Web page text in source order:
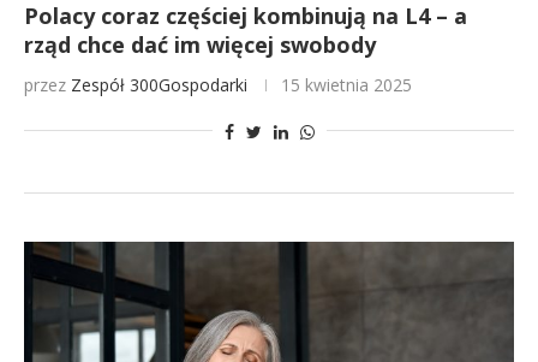
Polacy coraz częściej kombinują na L4 – a
rząd chce dać im więcej swobody
przez Zespół 300Gospodarki 15 kwietnia 2025